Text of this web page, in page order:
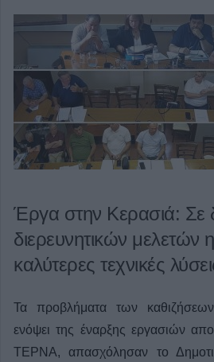
Έργα στην Κερασιά: Σε
διερευνητικών μελετών
καλύτερες τεχνικές
Τα προβλήματα των
ενόψει της έναρξης εργασιών
ΤΕΡΝΑ, απασχόλησαν το